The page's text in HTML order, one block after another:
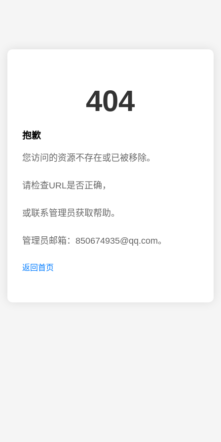
404
抱歉
您访问的资源不存在或已被移除。
请检查URL是否正确，
或联系管理员获取帮助。
管理员邮箱：850674935@qq.com。
返回首页